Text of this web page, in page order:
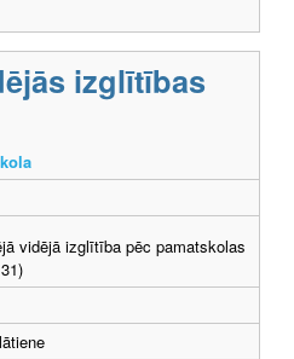
izglītības
vidējā izglītība pēc pamatskolas